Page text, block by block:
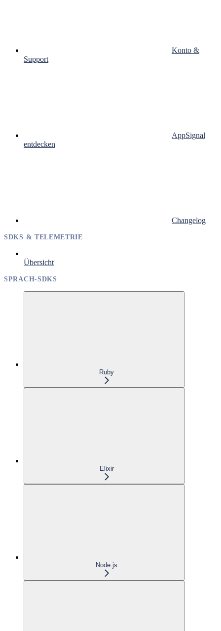
Konto &
Support
AppSignal
entdecken
Changelog
SDKS & TELEMETRIE
Übersicht
SPRACH-SDKS
Ruby
Elixir
Node.js